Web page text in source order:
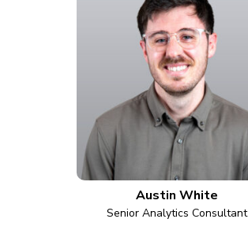
Austin White
Senior Analytics Consultant